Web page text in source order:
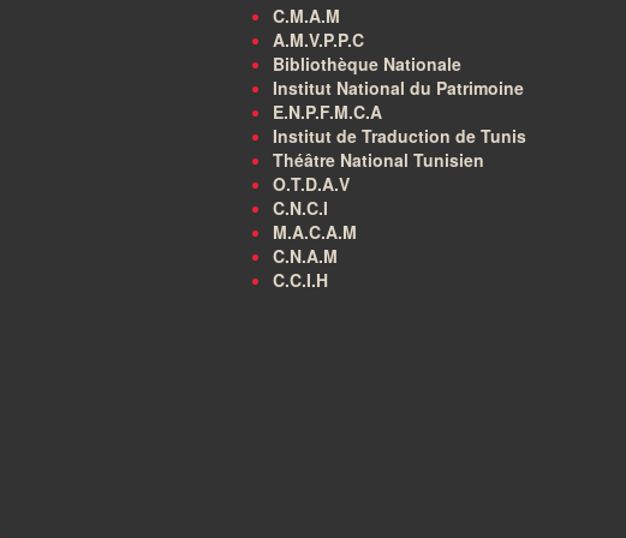
C.M.A.M
A.M.V.P.P.C
Bibliothèque Nationale
Institut National du Patrimoine
E.N.P.F.M.C.A
Institut de Traduction de Tunis
Théâtre National Tunisien
O.T.D.A.V
C.N.C.I
M.A.C.A.M
C.N.A.M
C.C.I.H